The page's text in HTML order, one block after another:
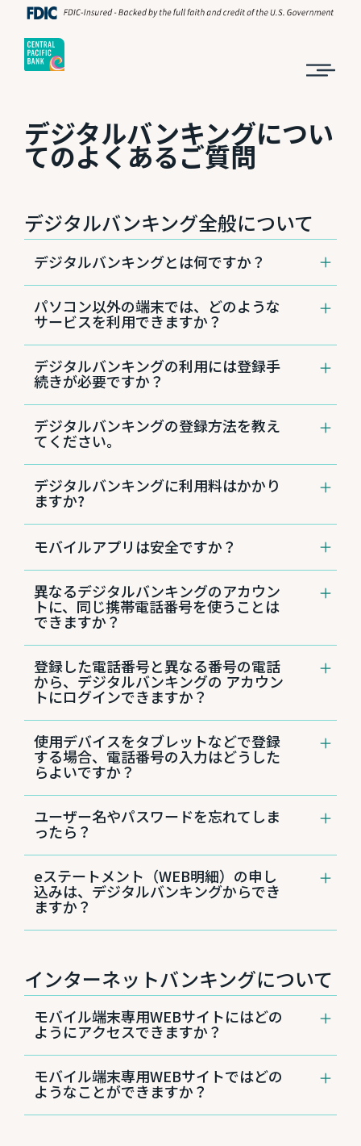
デジタルバンキングについ
てのよくあるご質問
デジタルバンキング全般について
デジタルバンキングとは何ですか？
店舗やATMまでいかなくても、パソコンやス
マートフォン、タブレットなどのデジタル端末
から、24時間いつでもお取引ができる無料のサ
デジタルバンキングには、WEBブラウザを使
って行う「インターネットバンキング」と、ス
ダウンロードして使う「モバイルアプリ」の2
種類の方法があります。
※アメリカ非居住者のお客様は、送金など、
一部ご利用できない機能がございます。
パソコン以外の端末では、どのような
サービスを利用できますか？
スマートフォンやタブレットでも、WEBブラウ
ザを使って行う「インターネットバンキング
と、モバイル端末に専用アプリをダウンロード
デジタルバンキングの利用には登録手
続きが必要ですか？
はい。デジタルバンキングをご利用いただくに
は、初回登録が必要です。WEBの初回登録ペー
ジ、またはモバイルアプリから手続きが可能で
デジタルバンキングの登録方法を教え
てください。
セントラル パシフィック バンクのデジタルバ
ンキングをご利用希望のお客さまは、パソコン
やスマートフォンからご登録ください。
人口座用）。
法人口座の手順はこちらをご覧ください。
ご本人確認のためのワンタイムパスワードが届
デジタルバンキングに利用料はかかり
ますか?
デジタルバンキングは無料で提供しておりま
す。ただし、デジタルバンキングをご利用の際
さまのご負担となります。詳しくはご利用の携
帯電話会社やプロバイダーにお問い合わせくだ
さい。
モバイルアプリは安全ですか？
はい。セントラル パシフィック バンクのモバ
イルアプリは、業界標準のセキュリティプロト
コルを用い、以下を含むデジタルバンキングと
同じセキュリティインフラを使用しています。
インターネットを介したモバイルデバイス
とモバイルバンキングサーバー間の全トラ
フィックに、128ビット暗号AESによる最
安全なSSLプロトコルを使用。
モバイル端末にデータやアプリケーション
のページを保存せず、各ページをオンデマ
ンドでその都度、新規で読み込み。
モバイルログインを使用したセッションベ
ースの認証。モバイルPINコードやオンラ
インバンキングと同じセキュリティインフ
ラを使用し、ユーザー認証を実施。
間違ったパスワードが3回連続して入力さ
れるとアカウントをロック。
ロックされた場合、デジタルバンキングで
パスワードを変更するか、電話によるお問
い合わせでリセットすることができます。
モバイル端末が一定時間使われないとタイ
パソコンやスマートフォンが紛失または盗難に
除をするか、または日本語カスタマーサービス
センター808-544-5625までご連絡ください。
デジタルバンキングでの登録解除
1.インターネットバンキングまたはモバイルア
プリでログイン
異なるデジタルバンキングのアカウン
トに、同じ携帯電話番号を使うことは
できますか？
はい、できます。ひとつの電話番号を複数回登
録が可能です。
登録した電話番号と異なる番号の電話
から、デジタルバンキングの アカウン
トにログインできますか？
WEBブラウザでのインターネットバンキング、
またはモバイルアプリをご利用の場合、ユーザ
ー名・パスワード・セキュリティに関する質問
への答えのすべてが正しく入力されていれば、
使用デバイスをタブレットなどで登録
する場合、電話番号の入力はどうした
らよいですか？
ご自宅の電話番号、またはお持ちの携帯電話や
スマートフォンの電話番号をダミーで入力して
ください。
ユーザー名やパスワードを忘れてしま
ったら？
パスワードをお忘れの場合
ログイン画面の「Forgot Password」をク
リック
「Username」にユーザー名を入力し、メ
ールアドレスまたは生年月日を入力し、
ットのメールが届くので、パスワード変更
の手続きを行ってください。
ユーザー名をお忘れの場合
日本語カスタマーサービスセンター
5625までご連絡ください。
eステートメント（WEB明細）の申し
込みは、デジタルバンキングからでき
ますか？
はい。WEBブラウザを使ったインターネットバ
順は、「eステートメント（WEB明細）の設定
方法」のページをご覧ください。
「eステートメントの設定方法（個
「eステートメントの設定方法（法
インターネットバンキングについて
モバイル端末専用WEBサイトにはどの
ようにアクセスできますか？
スマートフォンやタブレット端末で、WEBブラ
ウザ（Safari®やAndroid™デバイスのブラウザ
など）を立ち上げてhttps://jp.cpb.bank
モバイル端末専用WEBサイトではどの
ようなことができますか？
スマートフォンやタブレット端末でも、パソコ